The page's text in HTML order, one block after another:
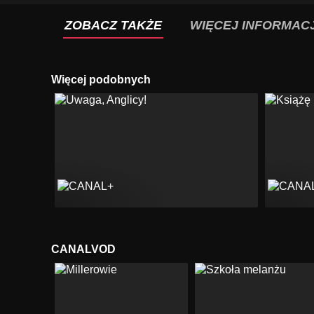
ZOBACZ TAKŻE WIĘCEJ
Więcej podobnych
CANALVOD